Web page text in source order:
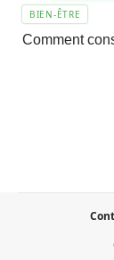
BIEN-ÊTRE
Comment